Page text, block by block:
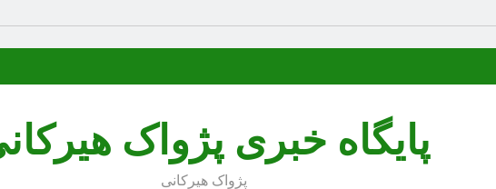
پایگاه خبری پژواک
پژواک هیرکانی